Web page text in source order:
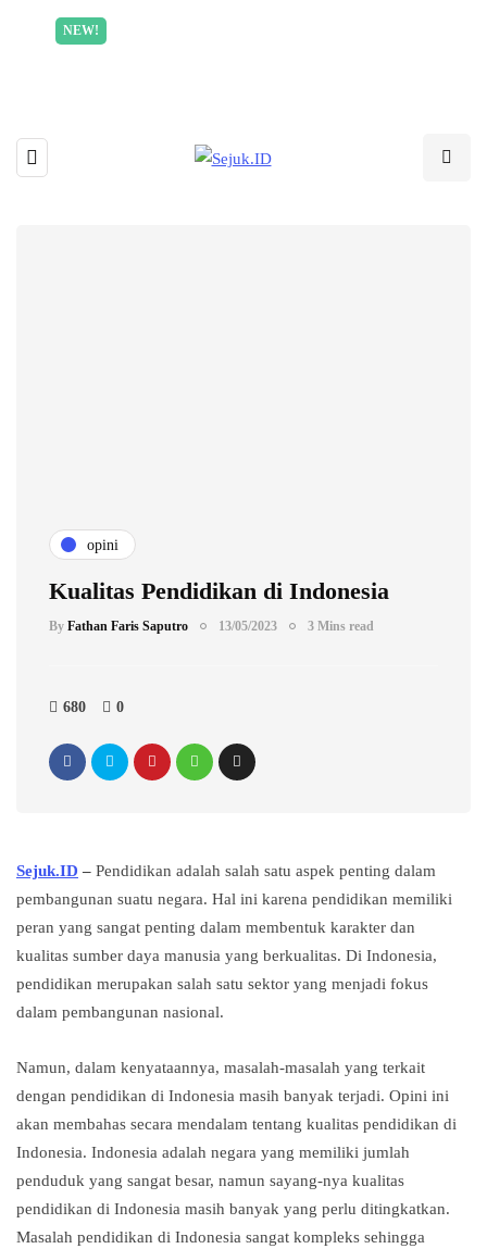
NEW!
opini
Kualitas Pendidikan di Indonesia
By Fathan Faris Saputro 13/05/2023 3 Mins read
680 0
Sejuk.ID – Pendidikan adalah salah satu aspek penting dalam
pembangunan suatu negara. Hal ini karena pendidikan memiliki
peran yang sangat penting dalam membentuk karakter dan
kualitas sumber daya manusia yang berkualitas. Di Indonesia,
pendidikan merupakan salah satu sektor yang menjadi fokus
dalam pembangunan nasional.
Namun, dalam kenyataannya, masalah-masalah yang terkait
dengan pendidikan di Indonesia masih banyak terjadi. Opini ini
akan membahas secara mendalam tentang kualitas pendidikan di
Indonesia. Indonesia adalah negara yang memiliki jumlah
penduduk yang sangat besar, namun sayang-nya kualitas
pendidikan di Indonesia masih banyak yang perlu ditingkatkan.
Masalah pendidikan di Indonesia sangat kompleks sehingga